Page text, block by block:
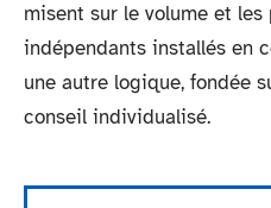
misent sur le volume et
indépendants installés en
une autre logique, fondée
conseil individualisé.